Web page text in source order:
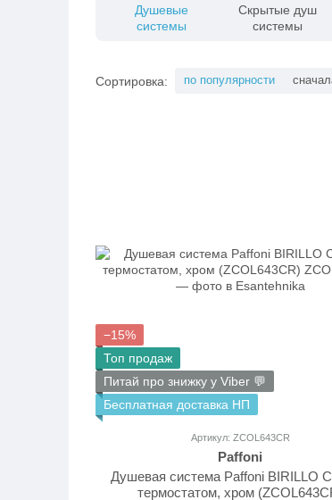
Душевые
системы
Скрытые душ
системы
Сортировка: по популярности
−15%
Топ продаж
Питай про знижку у Viber 💬
Бесплатная доставка НП
Артикул: ZCOL643CR
Paffoni
Душевая система Paffoni BIRILLO
термостатом, хром